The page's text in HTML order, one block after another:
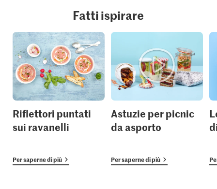
Fatti ispirare
Riflettori puntati
sui ravanelli
Per saperne di più
Astuzie per picnic
da asporto
Per saperne di più